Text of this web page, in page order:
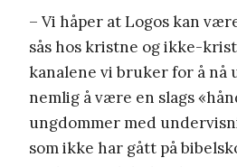
– Vi håper at Logos kan
sås hos kristne og ikke-
kanalene vi bruker for å nå
nemlig å være en slags
ungdommer med
som ikke har gått på